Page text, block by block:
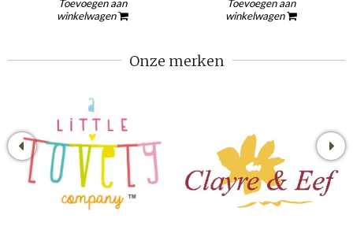
Toevoegen aan
winkelwagen
Toevoegen aan
winkelwagen
Onze merken